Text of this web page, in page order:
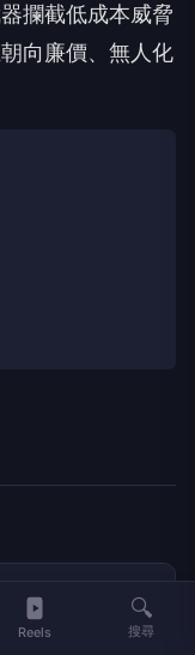
攔截低成本威脅
向廉價、無人化
Reels
🔍
搜尋